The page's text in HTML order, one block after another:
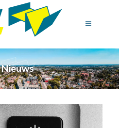
Nieuws